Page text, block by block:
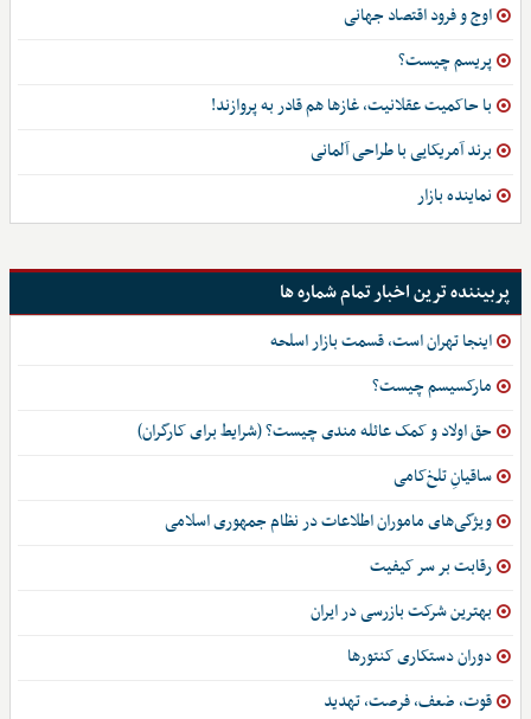
اوج و فرود اقتصاد جهانی
پریسم چیست؟
با حاکمیت عقلانیت، غازها هم قادر به پروازند!
برند آمریکایی با طراحی آلمانی
نماینده بازار
پربیننده ترین اخبار تمام شماره ها
اینجا تهران است، قسمت بازار اسلحه
مارکسیسم چیست؟
حق اولاد و کمک عائله مندی چیست؟ (شرایط برای کارگران)
ساقیانِ تلخ‌کامی
ویژگی‌های ماموران اطلاعات در نظام جمهوری اسلامی
رقابت بر سر کیفیت
بهترین شرکت بازرسی در ایران
دوران دستکاری کنتورها
قوت، ضعف، فرصت، تهدید